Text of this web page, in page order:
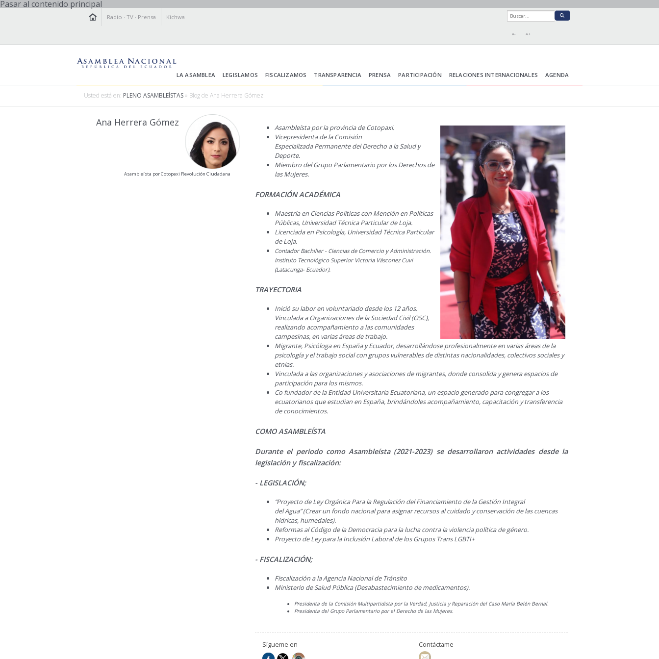
Pasar al contenido principal
Radio ·TV · Prensa Kichwa
A- A+
LA ASAMBLEA LEGISLAMOS FISCALIZAMOS TRANSPARENCIA PRENSA PARTICIPACIÓN RELACIONES INTERNACIONALES AGENDA
Usted está en: PLENO ASAMBLEÍSTAS » Blog de Ana Herrera Gómez
Ana Herrera Gómez
Asambleísta por Cotopaxi Revolución Ciudadana
Asambleísta por la provincia de Cotopaxi.
Vicepresidenta de la Comisión
Especializada Permanente del Derecho a la Salud y
Deporte.
Miembro del Grupo Parlamentario por los Derechos de
las Mujeres.
FORMACIÓN ACADÉMICA
Maestría en Ciencias Políticas con Mención en Políticas
Públicas, Universidad Técnica Particular de Loja.
Licenciada en Psicología, Universidad Técnica Particular
de Loja.
Contador Bachiller - Ciencias de Comercio y Administración.
Instituto Tecnológico Superior Victoria Vásconez Cuvi
(Latacunga- Ecuador).
TRAYECTORIA
Inició su labor en voluntariado desde los 12 años.
Vinculada a Organizaciones de la Sociedad Civil (OSC),
realizando acompañamiento a las comunidades
campesinas, en varias áreas de trabajo.
Migrante, Psicóloga en España y Ecuador, desarrollándose profesionalmente en varias áreas de la
psicología y el trabajo social con grupos vulnerables de distintas nacionalidades, colectivos sociales y
etnias.
Vinculada a las organizaciones y asociaciones de migrantes, donde consolida y genera espacios de
participación para los mismos.
Co fundador de la Entidad Universitaria Ecuatoriana, un espacio generado para congregar a los
ecuatorianos que estudian en España, brindándoles acompañamiento, capacitación y transferencia
de conocimientos.
COMO ASAMBLEÍSTA
Durante el periodo como Asambleísta (2021-2023) se desarrollaron actividades desde la
legislación y fiscalización:
- LEGISLACIÓN;
“Proyecto de Ley Orgánica Para la Regulación del Financiamiento de la Gestión Integral
del Agua” (Crear un fondo nacional para asignar recursos al cuidado y conservación de las cuencas
hídricas, humedales).
Reformas al Código de la Democracia para la lucha contra la violencia política de género.
Proyecto de Ley para la Inclusión Laboral de los Grupos Trans LGBTI+
- FISCALIZACIÓN;
Fiscalización a la Agencia Nacional de Tránsito
Ministerio de Salud Pública (Desabastecimiento de medicamentos).
Presidenta de la Comisión Multipartidista por la Verdad, Justicia y Reparación del Caso María Belén Bernal.
Presidenta del Grupo Parlamentario por el Derecho de las Mujeres.
Sígueme en Contáctame